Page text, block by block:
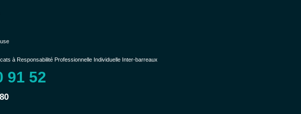
à Responsabilité Professionnelle Individuelle Inter-barreaux
91 52